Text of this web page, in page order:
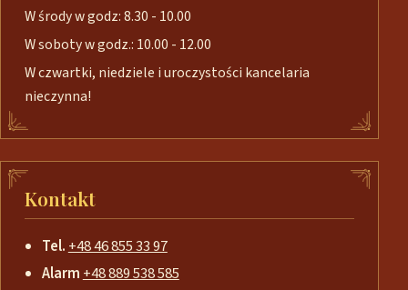
W środy w godz: 8.30 - 10.00
W soboty w godz.: 10.00 - 12.00
W czwartki, niedziele i uroczystości kancelaria
nieczynna!
Kontakt
Tel. +48 46 855 33 97
Alarm+48 889 538 585